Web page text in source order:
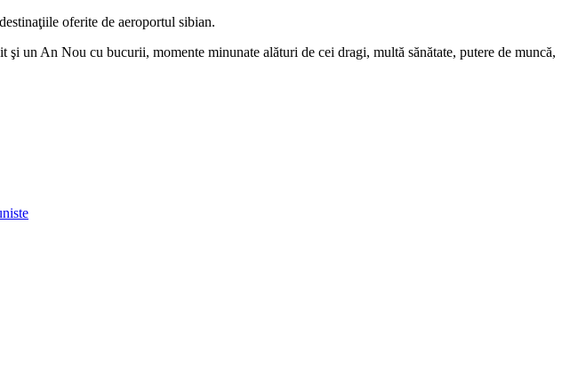
oferite de aeroportul sibian.
un An Nou cu bucurii, momente minunate alături de cei dragi, multă sănătate, putere de muncă,